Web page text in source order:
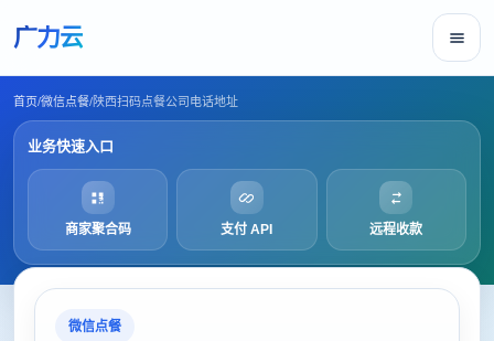
广力云
首页/微信点餐/陕西扫码点餐公司电话地址
业务快速入口
商家聚合码 支付 API 远程收款
微信点餐